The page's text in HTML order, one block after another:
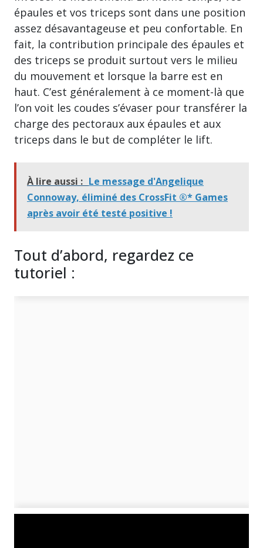
épaules et vos triceps sont dans une position
assez désavantageuse et peu confortable. En
fait, la contribution principale des épaules et
des triceps se produit surtout vers le milieu
du mouvement et lorsque la barre est en
haut. C’est généralement à ce moment-là que
l’on voit les coudes s’évaser pour transférer la
charge des pectoraux aux épaules et aux
triceps dans le but de compléter le lift.
À lire aussi : Le message d'Angelique
Connoway, éliminé des CrossFit ®* Games
après avoir été testé positive !
Tout d’abord, regardez ce
tutoriel :